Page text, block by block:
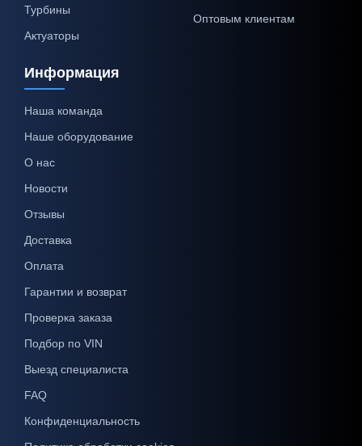
Турбины
Актуаторы
Оптовым клиентам
Информация
Наша команда
Наше оборудование
О нас
Новости
Отзывы
Доставка
Оплата
Гарантии и возврат
Проверка заказа
Подбор по VIN
Выезд специалиста
FAQ
Конфиденциальность